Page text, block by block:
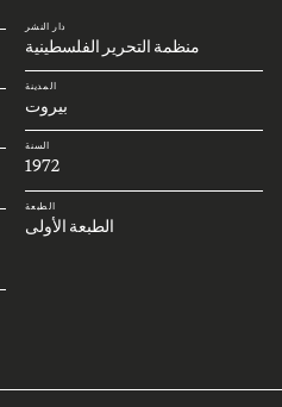
دار النشر
منظمة التحرير الفلسطينية
المدينة
بيروت
السنة
1972
الطبعة
الطبعة الأولى